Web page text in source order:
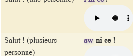
Salut ! (plusieurs
personne)
awni ce !